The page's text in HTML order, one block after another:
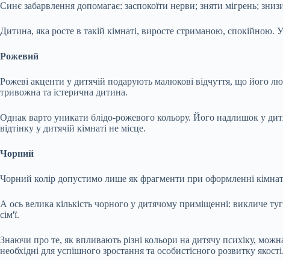
Синє забарвлення допомагає: заспокоїти нерви; зняти мігрень;
Дитина, яка росте в такій кімнаті, виросте стриманою, спокійною.
Рожевий
Рожеві акценти у дитячій подарують малюкові відчуття, що його
тривожна та істерична дитина.
Однак варто уникати блідо-рожевого кольору. Його надлишок у
відтінку у дитячій кімнаті не місце.
Чорний
Чорний колір допустимо лише як фрагменти при оформленні
А ось велика кількість чорного у дитячому приміщенні: викличе
сім'ї.
Знаючи про те, як впливають різні кольори на дитячу психіку,
необхідні для успішного зростання та особистісного розвитку якості.